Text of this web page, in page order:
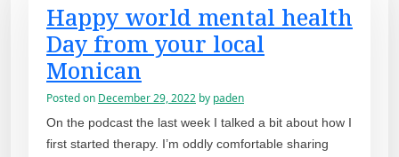
Happy world mental health
Day from your local
Monican
Posted on December 29, 2022 by paden
On the podcast the last week I talked a bit about how I
first started therapy. I’m oddly comfortable sharing